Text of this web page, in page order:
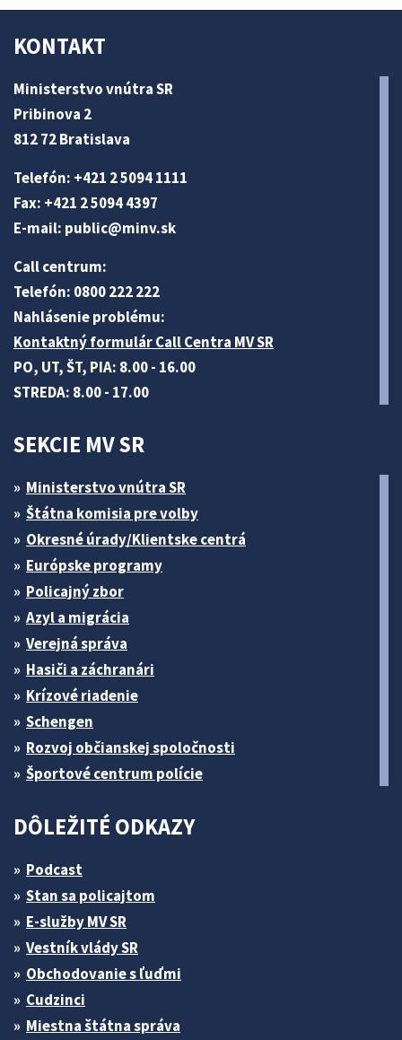
KONTAKT
Ministerstvo vnútra SR
Pribinova 2
812 72 Bratislava
Telefón: +421 2 5094 1111
Fax: +421 2 5094 4397
E-mail: public@minv.sk
Call centrum:
Telefón: 0800 222 222
Nahlásenie problému:
Kontaktný formulár Call Centra MV SR
PO, UT, ŠT, PIA: 8.00 - 16.00
STREDA: 8.00 - 17.00
SEKCIE MV SR
Ministerstvo vnútra SR
Štátna komisia pre volby
Okresné úrady/Klientske centrá
Európske programy
Policajný zbor
Azyl a migrácia
Verejná správa
Hasiči a záchranári
Krízové riadenie
Schengen
Rozvoj občianskej spoločnosti
Športové centrum polície
DÔLEŽITÉ ODKAZY
Podcast
Stan sa policajtom
E-služby MV SR
Vestník vlády SR
Obchodovanie s ľuďmi
Cudzinci
Miestna štátna správa